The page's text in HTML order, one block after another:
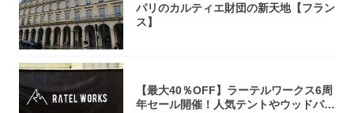
パリのカルティエ財団の新天地【フラン
ス】
【最大40％OFF】ラーテルワークス6周
年セール開催！人気テントやウッドパネ